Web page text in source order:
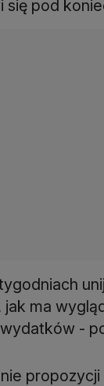
się pod
ma
-